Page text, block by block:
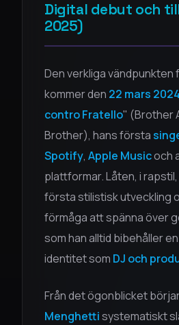
Digital debut och
2025)
Den verkliga vändpunkten
kommer den 22 mars 2024
contro Fratello" (Brother
Brother), hans första
Spotify, Apple Musicoch
plattformar. Låten, i
första stilistisk utveckling
förmåga att spänna över
som han alltid bibehåller
identitet som DJ och
Från det ögonblicket
Menghettisystematiskt